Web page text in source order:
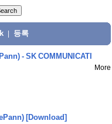
등록
- SK COMMUNICATI
More
[Download]